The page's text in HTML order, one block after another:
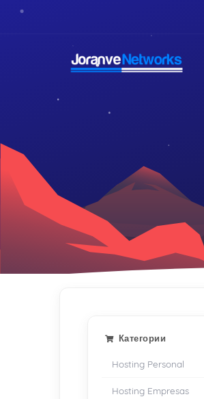
Категории
Hosting Personal
Hosting Empresas